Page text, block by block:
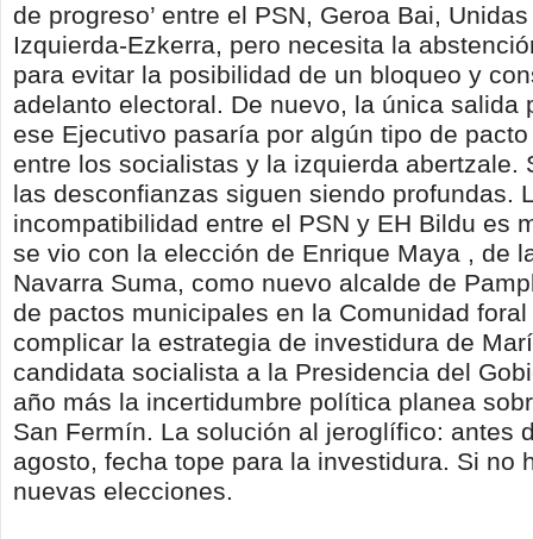
de progreso’ entre el PSN, Geroa Bai,
Izquierda-Ezkerra, pero necesita la
para evitar la posibilidad de un bloqueo y
adelanto electoral. De nuevo, la única salida
ese Ejecutivo pasaría por algún tipo de
entre los socialistas y la izquierda abertzale.
las desconfianzas siguen siendo profundas.
incompatibilidad entre el PSN y EH Bildu es
se vio con la elección de Enrique Maya , de
Navarra Suma, como nuevo alcalde de
de pactos municipales en la Comunidad
complicar la estrategia de investidura de
candidata socialista a la Presidencia del
año más la incertidumbre política planea
San Fermín. La solución al jeroglífico: antes
agosto, fecha tope para la investidura. Si no
nuevas elecciones.